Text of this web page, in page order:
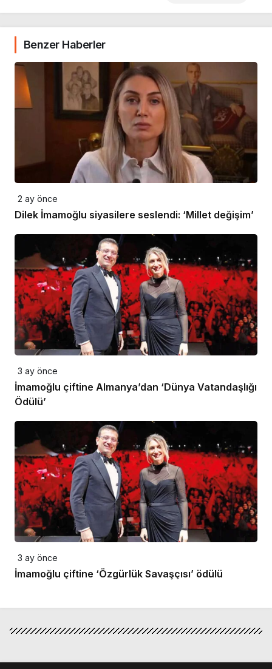
Benzer Haberler
2 ay önce
Dilek İmamoğlu siyasilere seslendi: ‘Millet değişim’
3 ay önce
İmamoğlu çiftine Almanya’dan ‘Dünya Vatandaşlığı
Ödülü’
3 ay önce
İmamoğlu çiftine ‘Özgürlük Savaşçısı’ ödülü